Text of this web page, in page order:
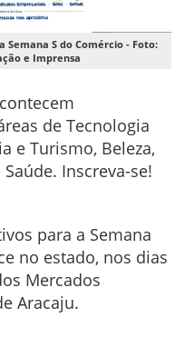
Semana S do Comércio - Foto:
e Imprensa
de Tecnologia
e Turismo, Beleza,
Inscreva-se!
para a Semana
no estado, nos dias
Mercados
Aracaju.